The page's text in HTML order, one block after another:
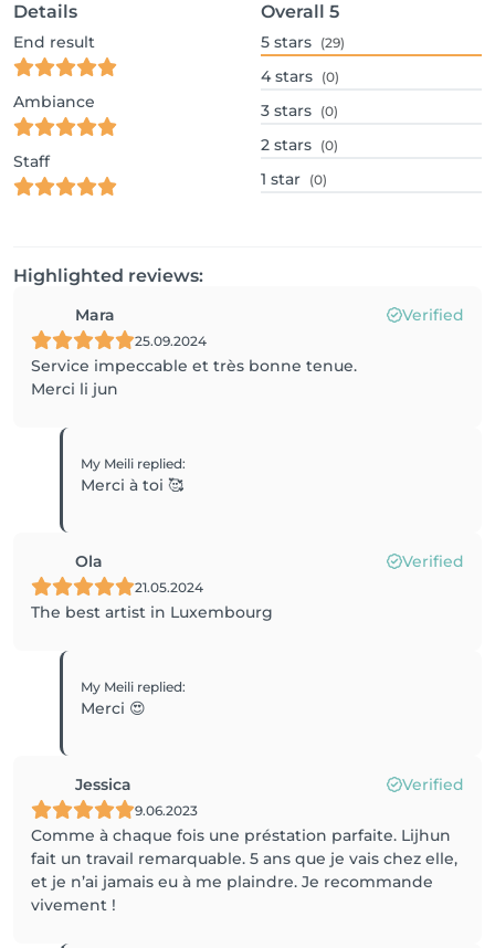
Details
End result
Ambiance
Staff
Overall 5
5 stars (29)
4 stars (0)
3 stars (0)
2 stars (0)
1 star (0)
Highlighted reviews:
Mara Verified
25.09.2024
Service impeccable et très bonne tenue.
Merci li jun
My Meili replied:
Merci à toi 🥰
Ola Verified
21.05.2024
The best artist in Luxembourg
My Meili replied:
Merci 😍
Jessica Verified
9.06.2023
Comme à chaque fois une préstation parfaite. Lijhun
fait un travail remarquable. 5 ans que je vais chez elle,
et je n’ai jamais eu à me plaindre. Je recommande
vivement !